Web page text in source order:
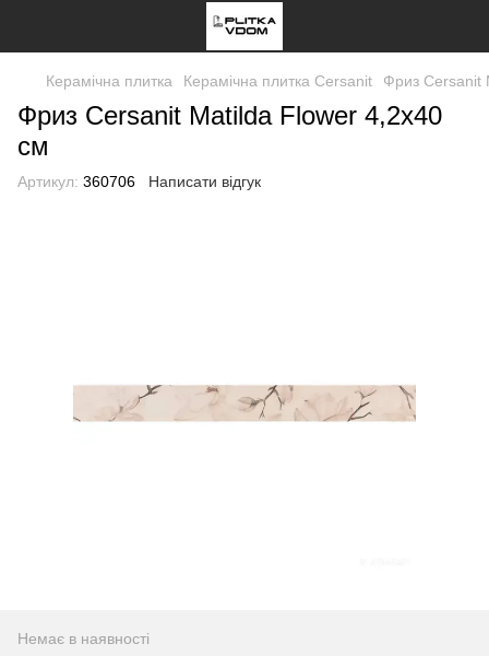
Керамічна плитка Керамічна плитка Cersanit Фриз Cersanit
Фриз Cersanit Matilda Flower 4,2x40
см
Артикул: 360706 Написати відгук
Немає в наявності